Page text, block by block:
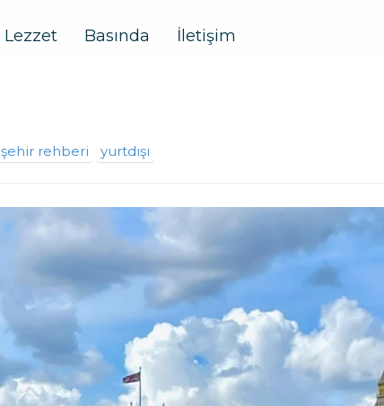
Lezzet Basında İletişim
şehir rehberi yurtdışı